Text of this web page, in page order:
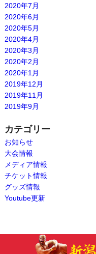
2020年7月
2020年6月
2020年5月
2020年4月
2020年3月
2020年2月
2020年1月
2019年12月
2019年11月
2019年9月
カテゴリー
お知らせ
大会情報
メディア情報
チケット情報
グッズ情報
Youtube更新